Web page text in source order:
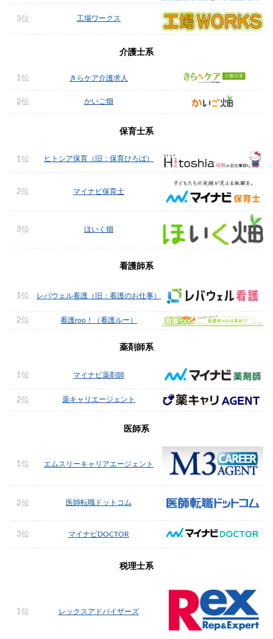
3位 工場ワークス
介護士系
1位 きらケア介護求人
2位 かいご畑
保育士系
1位 ヒトシア保育（旧：保育ひろば）
2位 マイナビ保育士
3位 ほいく畑
看護師系
1位 レバウェル看護（旧：看護のお仕事）
2位 看護roo！（看護ルー）
薬剤師系
1位 マイナビ薬剤師
2位 薬キャリエージェント
医師系
1位 エムスリーキャリアエージェント
2位 医師転職ドットコム
3位 マイナビDOCTOR
税理士系
1位 レックスアドバイザーズ